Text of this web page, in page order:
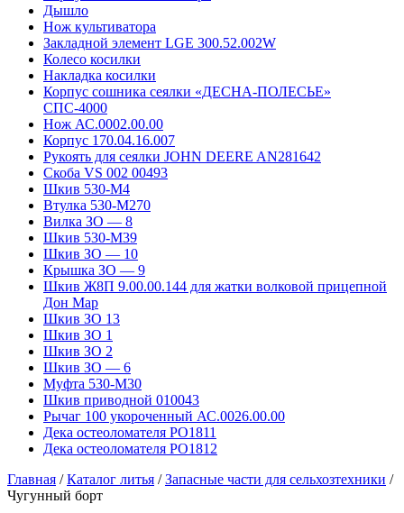
Дышло
Нож культиватора
Закладной элемент LGE 300.52.002W
Колесо косилки
Накладка косилки
Корпус сошника сеялки «ДЕСНА-ПОЛЕСЬЕ»
СПС-4000
Нож АС.0002.00.00
Корпус 170.04.16.007
Рукоять для сеялки JOHN DEERE AN281642
Скоба VS 002 00493
Шкив 530-М4
Втулка 530-М270
Вилка ЗО — 8
Шкив 530-М39
Шкив ЗО — 10
Крышка ЗО — 9
Шкив Ж8П 9.00.00.144 для жатки волковой прицепной
Дон Мар
Шкив ЗО 13
Шкив ЗО 1
Шкив ЗО 2
Шкив ЗО — 6
Муфта 530-М30
Шкив приводной 010043
Рычаг 100 укороченный АС.0026.00.00
Дека остеоломателя PO1811
Дека остеоломателя PO1812
Главная /Каталог литья /Запасные части для сельхозтехники /
Чугунный борт